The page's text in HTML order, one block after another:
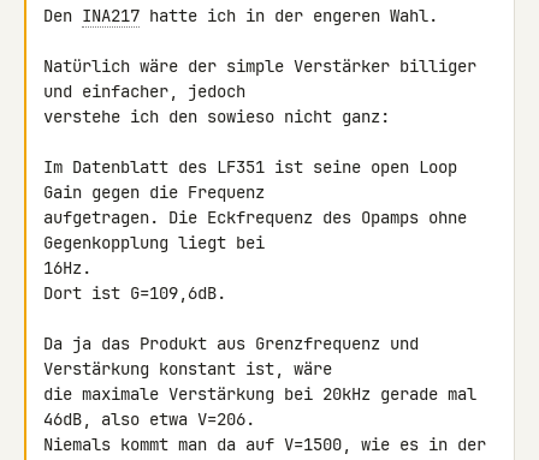
Den INA217 hatte ich in der engeren Wahl.
Natürlich wäre der simple Verstärker billiger
und einfacher, jedoch
verstehe ich den sowieso nicht ganz:
Im Datenblatt des LF351 ist seine open Loop
Gain gegen die Frequenz
aufgetragen. Die Eckfrequenz des Opamps ohne
Gegenkopplung liegt bei
16Hz.
Dort ist G=109,6dB.
Da ja das Produkt aus Grenzfrequenz und
Verstärkung konstant ist, wäre
die maximale Verstärkung bei 20kHz gerade mal
46dB, also etwa V=206.
Niemals kommt man da auf V=1500, wie es in der